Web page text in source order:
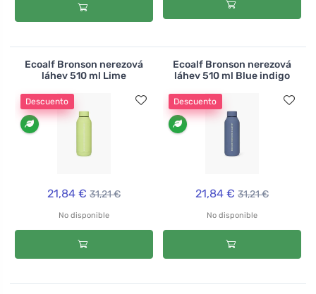
Ecoalf Bronson nerezová
láhev 510 ml Lime
Descuento
21,84 € 31,21 €
No disponible
Ecoalf Bronson nerezová
láhev 510 ml Blue indigo
Descuento
21,84 € 31,21 €
No disponible